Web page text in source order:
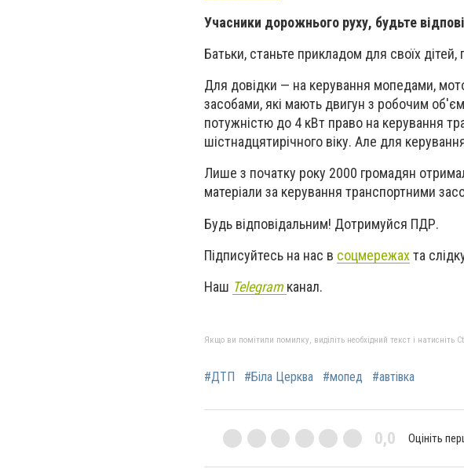
Учасники дорожнього руху, будьте
Батьки, станьте прикладом для своїх
Для довідки — на керування мопедами,
засобами, які мають двигун з робочим
потужністю до 4 кВт право на керування
шістнадцятирічного віку. Але для
Лише з початку року 2000 громадян
матеріали за керування транспортними
Будь відповідальним! Дотримуйся ПДР.
Підписуйтесь на нас в соцмережахта
Наш Telegram канал.
Якщо ви помітили помилку, виділіть необхідний текст і натисніть
#ДТП #Біла Церква #мопед #автівка
0,0 Оцініть